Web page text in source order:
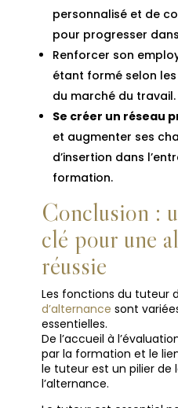
personnalisé et de
pour progresser
Renforcer son
étant formé selon
du marché du travail.
Se créer un réseau
et augmenter ses
d’insertion dans
formation.
Conclusion :
clé pour une
réussie
Les fonctions du tuteur
d’alternance sont
essentielles.
De l’accueil à
par la formation et le
le tuteur est un pilier de
l’alternance.